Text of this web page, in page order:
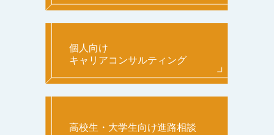
個人向け
キャリアコンサルティング
高校生・大学生向け進路相談